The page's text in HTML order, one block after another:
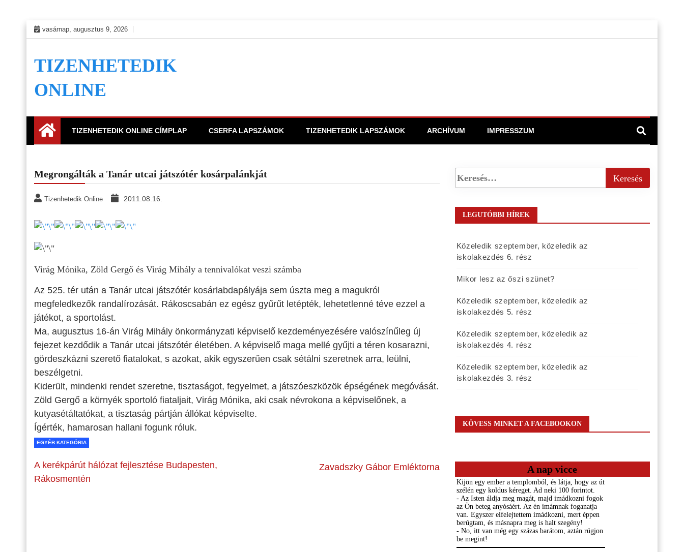
Skip
to
vasárnap, augusztus 9, 2026
TIZENHETEDIK
ONLINE
TIZENHETEDIK ONLINE CÍMPLAP CSERFA LAPSZÁMOK TIZENHETEDIK LAPSZÁMOK ARCHÍVUM IMPRESSZUM
Megrongálták a Tanár utcai játszótér kosárpalánkját
Tizenhetedik Online 2011.08.16.
Virág Mónika, Zöld Gergő és Virág Mihály a tennivalókat veszi számba
Az 525. tér után a Tanár utcai játszótér kosárlabdapályája sem úszta meg a magukról
megfeledkezők randalírozását. Rákoscsabán ez egész gyűrűt letépték, lehetetlenné téve ezzel a
játékot, a sportolást.
Ma, augusztus 16-án Virág Mihály önkormányzati képviselő kezdeményezésére valószínűleg új
fejezet kezdődik a Tanár utcai játszótér életében. A képviselő maga mellé gyűjti a téren kosarazni,
gördeszkázni szerető fiatalokat, s azokat, akik egyszerűen csak sétálni szeretnek arra, leülni,
beszélgetni.
Kiderült, mindenki rendet szeretne, tisztaságot, fegyelmet, a játszóeszközök épségének megóvását.
Zöld Gergő a környék sportoló fiataljait, Virág Mónika, aki csak névrokona a képviselőnek, a
kutyasétáltatókat, a tisztaság pártján állókat képviselte.
Ígérték, hamarosan hallani fogunk róluk.
EGYÉB KATEGÓRIA
A kerékpárút hálózat fejlesztése Budapesten,
Rákosmentén
Zavadszky Gábor Emléktorna
LEGUTÓBBI HÍREK
Közeledik szeptember, közeledik az
iskolakezdés 6. rész
Mikor lesz az őszi szünet?
Közeledik szeptember, közeledik az
iskolakezdés 5. rész
Közeledik szeptember, közeledik az
iskolakezdés 4. rész
Közeledik szeptember, közeledik az
iskolakezdés 3. rész
KÖVESS MINKET A FACEBOOKON
A nap vicce